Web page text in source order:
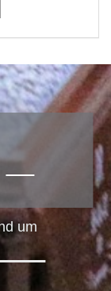
um